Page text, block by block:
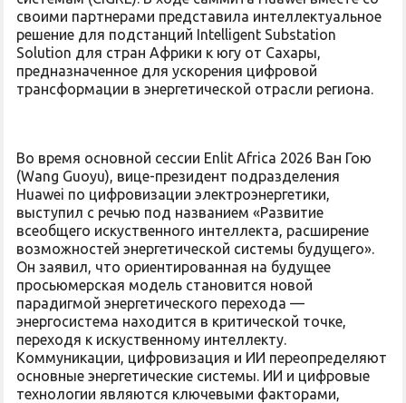
своими партнерами представила интеллектуальное
решение для подстанций Intelligent Substation
Solution для стран Африки к югу от Сахары,
предназначенное для ускорения цифровой
трансформации в энергетической отрасли региона.
Во время основной сессии Enlit Africa 2026 Ван Гою
(Wang Guoyu), вице-президент подразделения
Huawei по цифровизации электроэнергетики,
выступил с речью под названием «Развитие
всеобщего искуственного интеллекта, расширение
возможностей энергетической системы будущего».
Он заявил, что ориентированная на будущее
просьюмерская модель становится новой
парадигмой энергетического перехода —
энергосистема находится в критической точке,
переходя к искуственному интеллекту.
Коммуникации, цифровизация и ИИ переопределяют
основные энергетические системы. ИИ и цифровые
технологии являются ключевыми факторами,